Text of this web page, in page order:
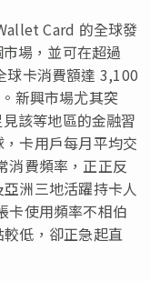
Card 的全球發
場，並可在超過
球卡消費額達 3,100
新興市場尤其突
該等地區的金融習
卡用戶每月平均交
消費頻率，正正反
洲三地活躍持卡人
卡使用頻率不相伯
低，卻正急起直